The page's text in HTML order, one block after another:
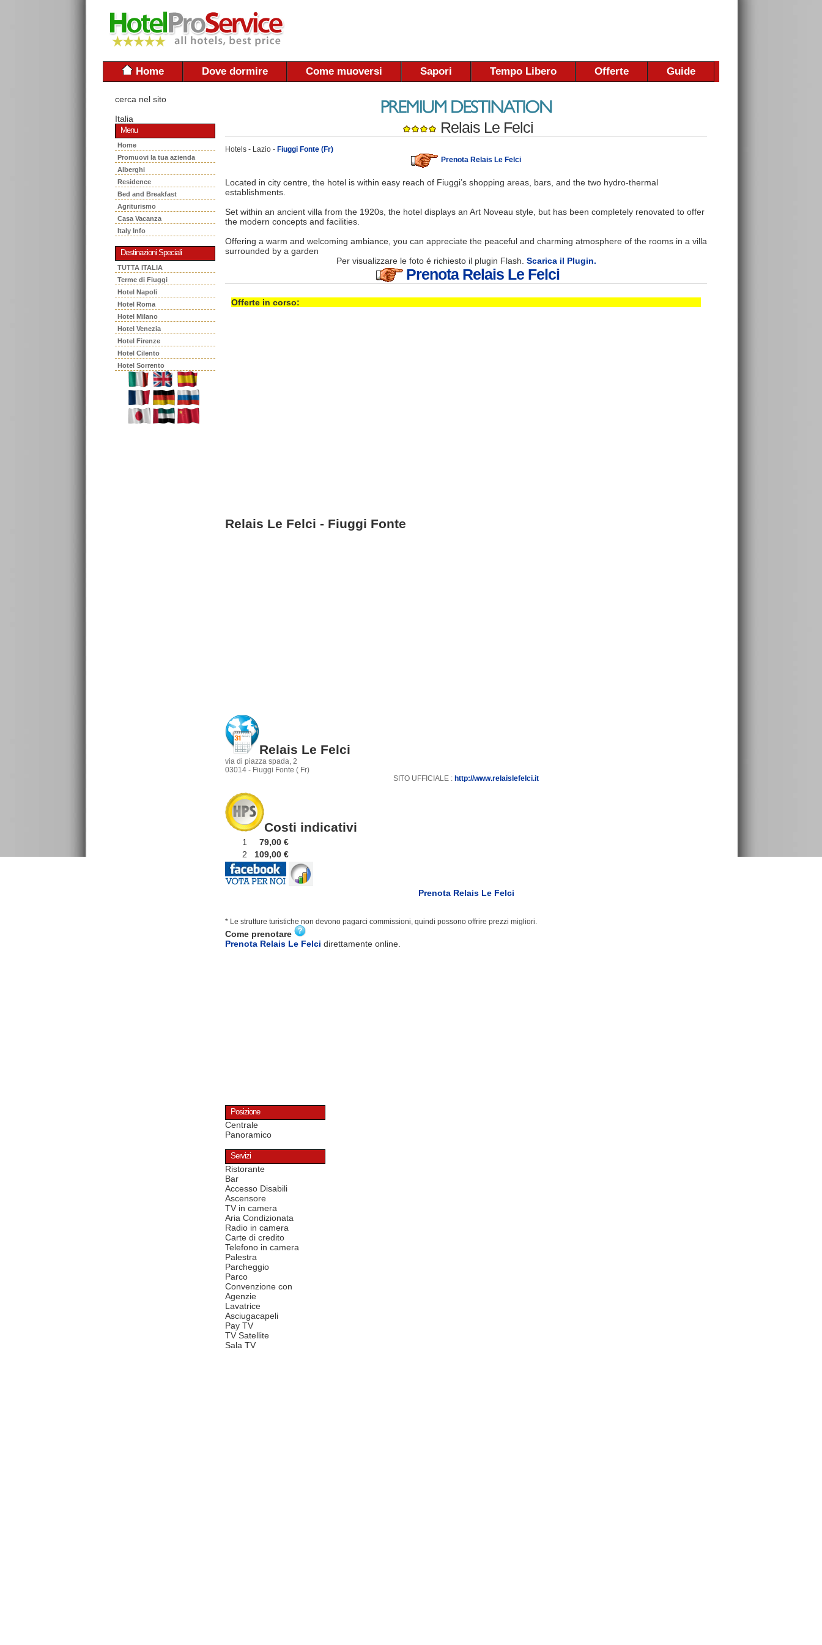
Home Dove dormire Come muoversi Sapori Tempo Libero Offerte Guide
cerca nel sito
Italia
Menu
Home
Promuovi la tua azienda
Alberghi
Residence
Bed and Breakfast
Agriturismo
Casa Vacanza
Italy Info
Destinazioni Speciali
TUTTA ITALIA
Terme di Fiuggi
Hotel Napoli
Hotel Roma
Hotel Milano
Hotel Venezia
Hotel Firenze
Hotel Cilento
Hotel Sorrento
Relais Le Felci
Hotels - Lazio - Fiuggi Fonte (Fr)
Prenota Relais Le Felci
Located in city centre, the hotel is within easy reach of Fiuggi’s shopping areas, bars, and the two hydro-thermal
establishments.
Set within an ancient villa from the 1920s, the hotel displays an Art Noveau style, but has been completely renovated to offer
the modern concepts and facilities.
Offering a warm and welcoming ambiance, you can appreciate the peaceful and charming atmosphere of the rooms in a villa
surrounded by a garden
Per visualizzare le foto é richiesto il plugin Flash. Scarica il Plugin.
Prenota Relais Le Felci
Offerte in corso:
Relais Le Felci - Fiuggi Fonte
Relais Le Felci
via di piazza spada, 2
03014 - Fiuggi Fonte ( Fr)
SITO UFFICIALE : http://www.relaislefelci.it
Costi indicativi
1
79,00 €
2
109,00 €
Prenota Relais Le Felci
* Le strutture turistiche non devono pagarci commissioni, quindi possono offrire prezzi migliori.
Come prenotare
Prenota Relais Le Felci direttamente online.
Posizione
Centrale
Panoramico
Servizi
Ristorante
Bar
Accesso Disabili
Ascensore
TV in camera
Aria Condizionata
Radio in camera
Carte di credito
Telefono in camera
Palestra
Parcheggio
Parco
Convenzione con
Agenzie
Lavatrice
Asciugacapeli
Pay TV
TV Satellite
Sala TV